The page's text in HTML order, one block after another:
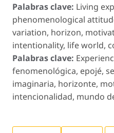
Palabras clave: Living
phenomenological
variation, horizon,
intentionality, life world,
Palabras clave:
fenomenológica, epojé,
imaginaria, horizonte,
intencionalidad, mundo